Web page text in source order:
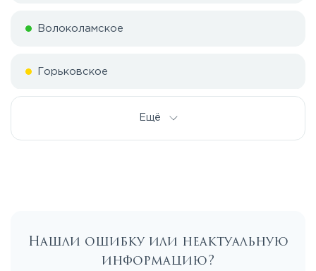
Волоколамское
Горьковское
Каширское
Ещё
Нашли ошибку или неактуальную
информацию?